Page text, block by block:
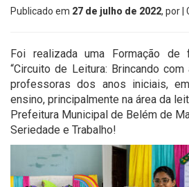
Publicado em 27 de julho de 2022, por
Foi realizada uma Formação de
“Circuito de Leitura: Brincando com
professoras dos anos iniciais,
ensino, principalmente na área da
Prefeitura Municipal de Belém de
Seriedade e Trabalho!